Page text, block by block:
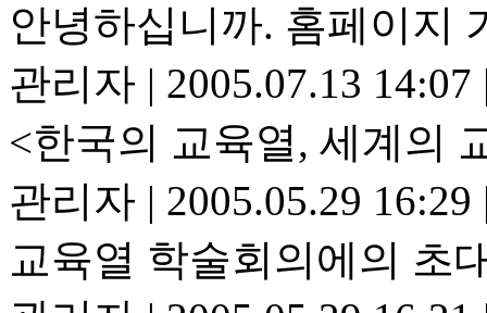
안녕하십니까. 홈페이지
관리자 | 2005.07.13 14:07
<한국의 교육열, 세계의
관리자 | 2005.05.29 16:29
교육열 학술회의에의 초